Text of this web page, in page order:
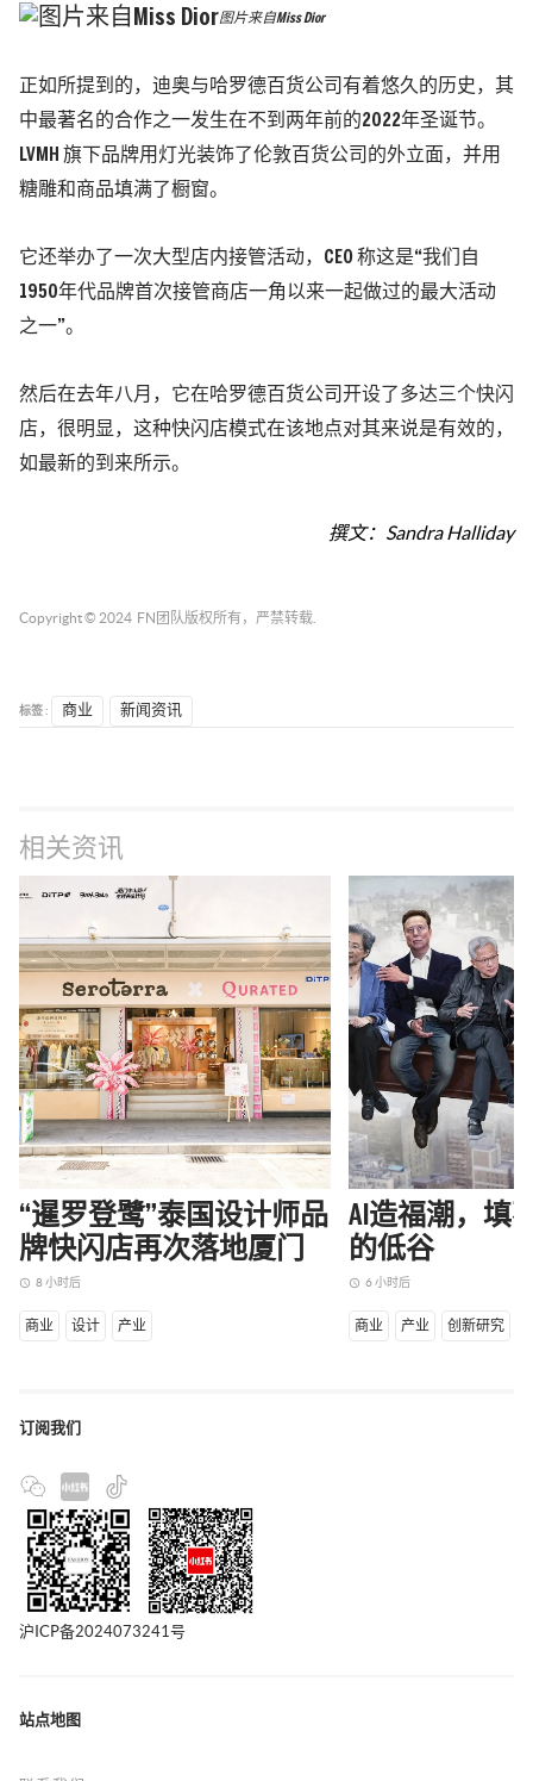
图片来自Miss Dior
正如所提到的，迪奥与哈罗德百货公司有着悠久的历史，其
中最著名的合作之一发生在不到两年前的2022年圣诞节。
LVMH 旗下品牌用灯光装饰了伦敦百货公司的外立面，并用
糖雕和商品填满了橱窗。
它还举办了一次大型店内接管活动，CEO 称这是“我们自
1950年代品牌首次接管商店一角以来一起做过的最大活动
之一”。
然后在去年八月，它在哈罗德百货公司开设了多达三个快闪
店，很明显，这种快闪店模式在该地点对其来说是有效的，
如最新的到来所示。
撰文： Sandra Halliday
Copyright © 2024 FN团队 版权所有，严禁转载.
标签 : 商业 新闻资讯
相关资讯
“暹罗登鹭”泰国设计师品
牌快闪店再次落地厦门
access_time 8 小时后
商业 设计 产业
AI造福潮，填
的低谷
access_time 6 小时后
商业 产业 创新研究
订阅我们
沪ICP备2024073241号
站点地图